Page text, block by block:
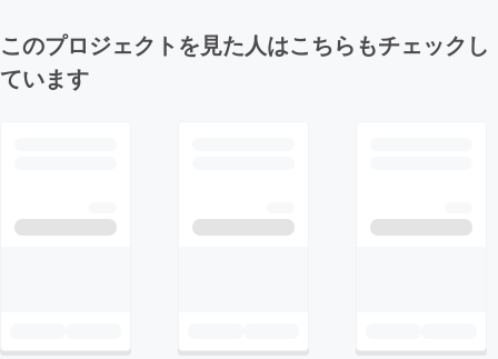
このプロジェクトを見た人はこちらもチェックし
ています